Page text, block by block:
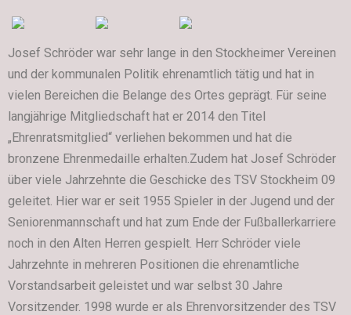
Josef Schröder war sehr lange in den Stockheimer Vereinen
und der kommunalen Politik ehrenamtlich tätig und hat in
vielen Bereichen die Belange des Ortes geprägt. Für seine
langjährige Mitgliedschaft hat er 2014 den Titel
„Ehrenratsmitglied“ verliehen bekommen und hat die
bronzene Ehrenmedaille erhalten.Zudem hat Josef Schröder
über viele Jahrzehnte die Geschicke des TSV Stockheim 09
geleitet. Hier war er seit 1955 Spieler in der Jugend und der
Seniorenmannschaft und hat zum Ende der Fußballerkarriere
noch in den Alten Herren gespielt. Herr Schröder viele
Jahrzehnte in mehreren Positionen die ehrenamtliche
Vorstandsarbeit geleistet und war selbst 30 Jahre
Vorsitzender. 1998 wurde er als Ehrenvorsitzender des TSV